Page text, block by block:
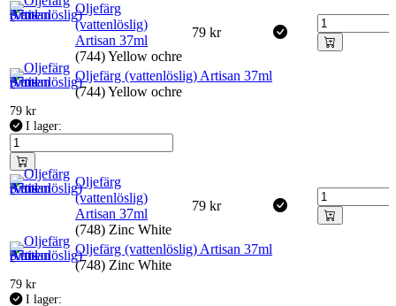
Oljefärg
(vattenlöslig)
Artisan 37ml
(744) Yellow ochre
79 kr
Oljefärg (vattenlöslig) Artisan 37ml
(744) Yellow ochre
79 kr
I lager:
Oljefärg
(vattenlöslig)
Artisan 37ml
(748) Zinc White
79 kr
Oljefärg (vattenlöslig) Artisan 37ml
(748) Zinc White
79 kr
I lager: